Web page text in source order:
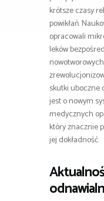
krótsze czasy
powikłań.
opracowali
leków
skutki uboczne
jest o nowym
medycznych
który znacznie
jej dokładność.